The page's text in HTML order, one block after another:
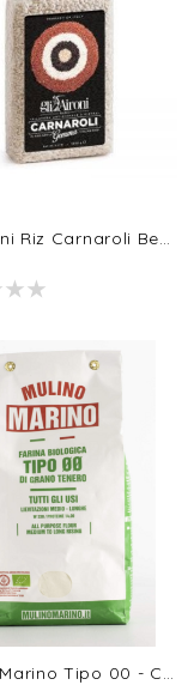
Gli Aironi Riz Carnaroli Bersaglio 1kg
Mulino Marino Tipo 00 - Ciabatta, Baguettes, Brioches, Croissants, Pâtes/pizza (1kg)